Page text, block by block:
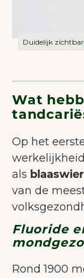
Duidelijk
Wat
Op het
als blaaswier
van de
Fluoride
Rond 1900